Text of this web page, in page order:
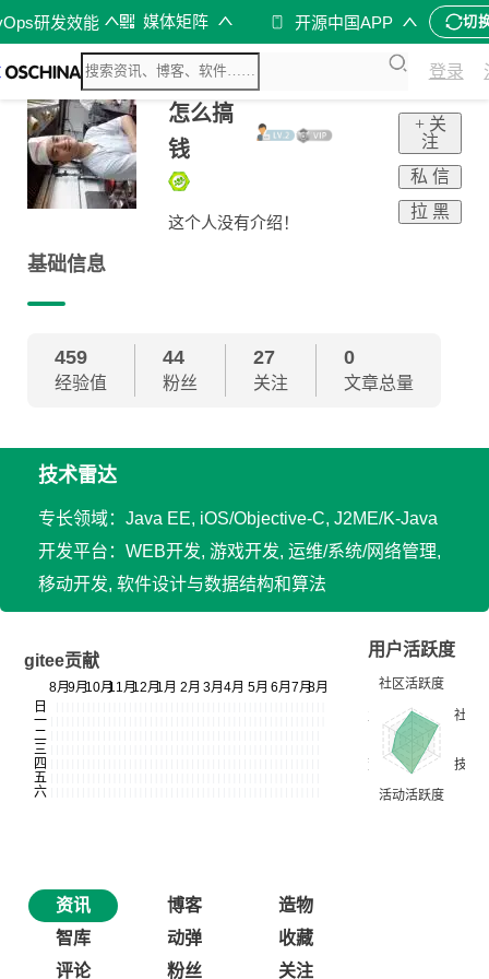
研发效能 媒体矩阵 开源中国APP 切
登录
怎么搞
钱
这个人没有介绍！
+ 关
注
私 信
拉 黑
基础信息
459
经验值
44
粉丝
27
关注
0
文章总量
技术雷达
专长领域：Java EE, iOS/Objective-C, J2ME/K-Java
开发平台：WEB开发, 游戏开发, 运维/系统/网络管理,
移动开发, 软件设计与数据结构和算法
gitee贡献
用户活跃度
资讯 博客
造物
智库
动弹
收藏
评论
粉丝 关注